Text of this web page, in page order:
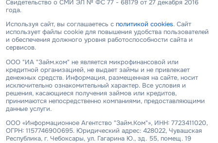
Свидетельство о СМИ ЭЛ № ФС 77 - 68179 от 27 декабря 2016
года.
Используя сайт, вы соглашаетесь с политикой cookies. Сайт
использует файлы cookie для повышения удобства пользователей
и обеспечения должного уровня работоспособности сайта и
сервисов.
ООО "ИА "Займ.ком" не является микрофинансовой или
кредитной организацией, не выдает займы и не привлекает
денежных средств. Информация, размещенная на сайте, носит
исключительно ознакомительный характер. Все условия и
решения, касающиеся получения займов или кредитов,
принимаются непосредственно компаниями, предоставляющими
данные услуги.
ООО «Информационное Агентство "Займ.Ком"», ИНН: 7723411020,
ОГРН: 1157746900695. Юридический адрес: 428022, Чувашская
Республика, г. Чебоксары, ул. Гагарина Ю., зд. 55, помещ. 19